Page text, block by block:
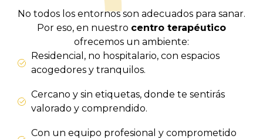
No todos los entornos son adecuados para sanar.
Por eso, en nuestro centro terapéutico
ofrecemos un ambiente:
Residencial, no hospitalario, con espacios
acogedores y tranquilos.
Cercano y sin etiquetas, donde te sentirás
valorado y comprendido.
Con un equipo profesional y comprometido